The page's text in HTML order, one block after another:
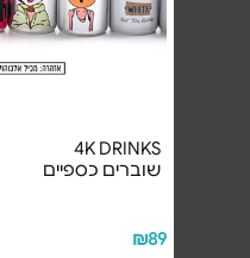
4K DRINKS
שוברים כספיים
₪89